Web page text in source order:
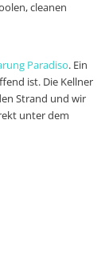
cleanen
Paradiso. Ein
ist. Die Kellner
Strand und wir
unter dem